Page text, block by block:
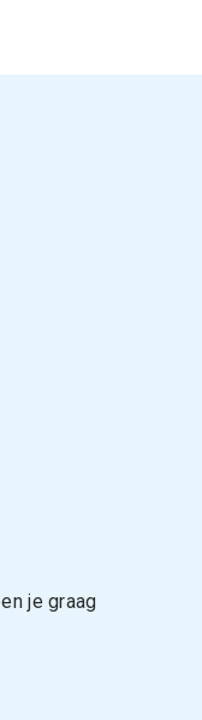
je graag